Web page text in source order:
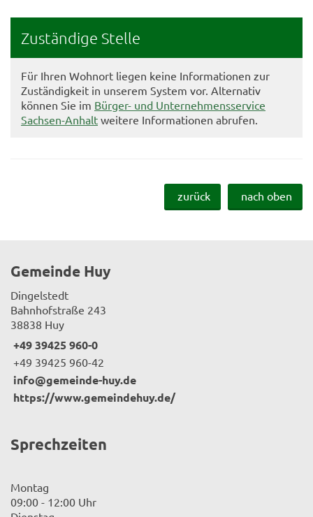
Zuständige Stelle
Für Ihren Wohnort liegen keine Informationen zur
Zuständigkeit in unserem System vor. Alternativ
können Sie im Bürger- und Unternehmensservice
Sachsen-Anhalt weitere Informationen abrufen.
zurück nach oben
Gemeinde Huy
Dingelstedt
Bahnhofstraße 243
38838 Huy
+49 39425 960-0
+49 39425 960-42
info@gemeinde-huy.de
https://www.gemeindehuy.de/
Sprechzeiten
Montag
09:00 - 12:00 Uhr